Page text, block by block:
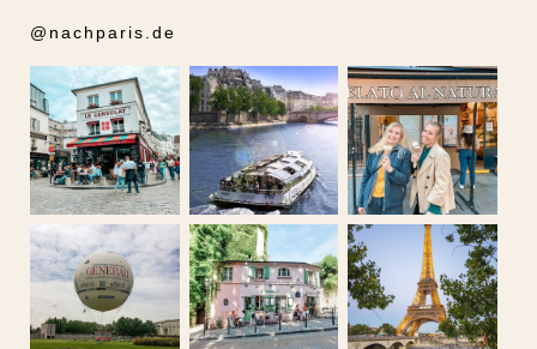
@nachparis.de